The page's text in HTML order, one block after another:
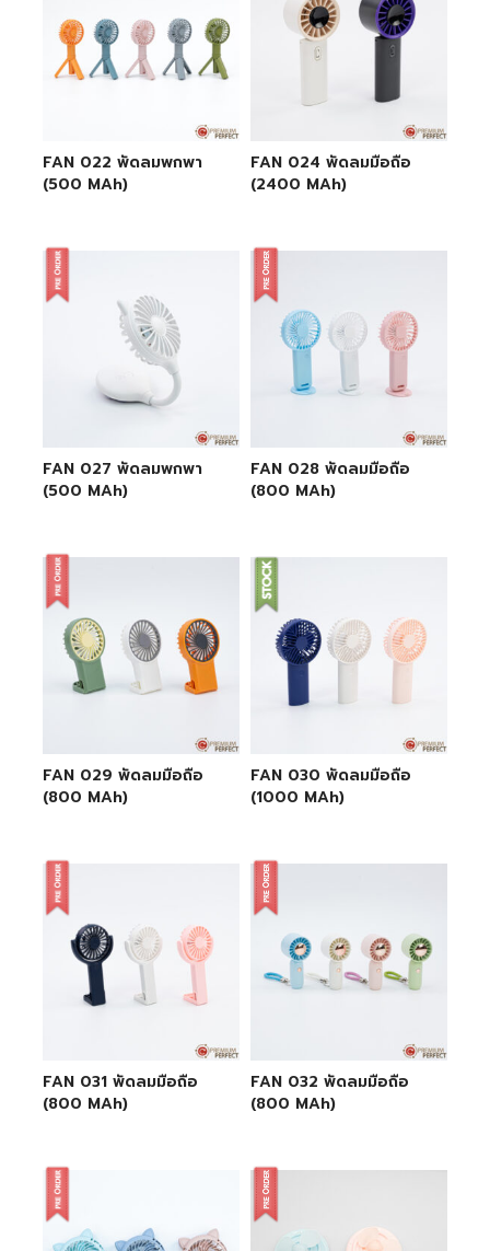
FAN 022 พัดลมพกพา
(500 MAh)
FAN 024 พัดลมมือถือ
(2400 MAh)
FAN 027 พัดลมพกพา
(500 MAh)
FAN 028 พัดลมมือถือ
(800 MAh)
FAN 029 พัดลมมือถือ
(800 MAh)
FAN 030 พัดลมมือถือ
(1000 MAh)
FAN 031 พัดลมมือถือ
(800 MAh)
FAN 032 พัดลมมือถือ
(800 MAh)